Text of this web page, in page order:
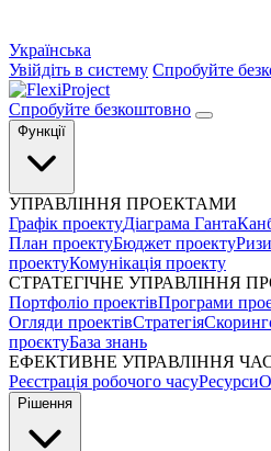
Українська
Увійдіть в систему Спробуйте
Спробуйте безкоштовно
Функції
УПРАВЛІННЯ ПРОЕКТАМИ
Графік проектуДіаграма Ганта
План проектуБюджет проекту
проектуКомунікація проекту
СТРАТЕГІЧНЕ УПРАВЛІННЯ
Портфоліо проектівПрограми
Огляди проектівСтратегія
проєктуБаза знань
ЕФЕКТИВНЕ УПРАВЛІННЯ
Реєстрація робочого часуРесурси
Рішення